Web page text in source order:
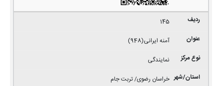
145
آمنه ایرانی(948)
نمایندگی
خراسان رضوی/ تربت جام